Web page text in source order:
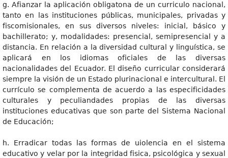
g. Afianzar la aplicación obligatona de un curriculo nacional,
tanto en las instituciones públicas, municipales, privadas y
fiscomisionales, en sus diversos niveles: inicial, básico y
bachillerato; y, modalidades: presencial, semipresencial y a
distancia. En relación a la diversidad cultural y linguística, se
aplicará en los idiomas oficiales de las diversas
nacionalidades del Ecuador. El diseño curricular considerará
siempre la visión de un Estado plurinacional e intercultural. El
currículo se complementa de acuerdo a las especificidades
culturales y peculiandades propias de las diversas
instituciones educativas que son parte del Sistema Nacional
de Educación;
h. Erradicar todas las formas de uiolencia en el sistema
educativo y velar por la integridad fisica, psicológica y sexual